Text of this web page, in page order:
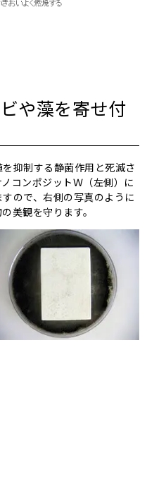
や藻を寄せ付
抑制する静菌作用と死滅さ
コンポジットＷ（左側）に
ので、右側の写真のように
美観を守ります。